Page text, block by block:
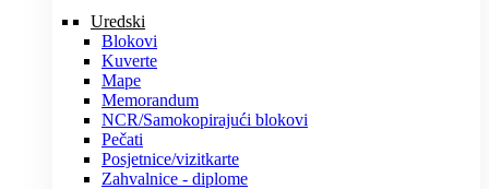
Uredski
Blokovi
Kuverte
Mape
Memorandum
NCR/Samokopirajući blokovi
Pečati
Posjetnice/vizitkarte
Zahvalnice - diplome